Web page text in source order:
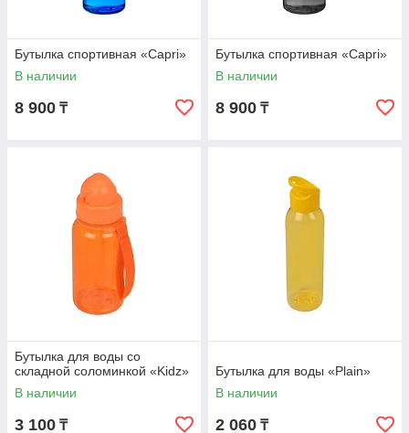
Бутылка спортивная «Capri»
В наличии
8 900 ₸
Бутылка спортивная «Capri»
В наличии
8 900 ₸
Бутылка для воды со
складной соломинкой «Kidz»
В наличии
3 100 ₸
Бутылка для воды «Plain»
В наличии
2 060 ₸